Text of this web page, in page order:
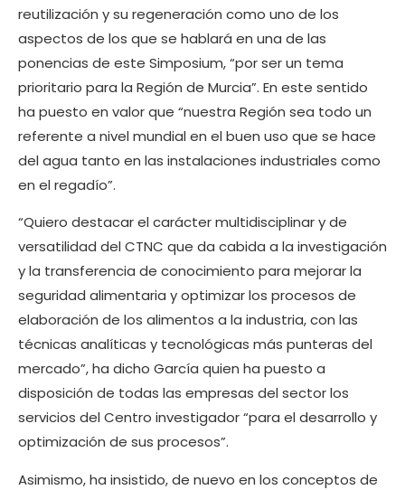
reutilización y su regeneración como uno de los
aspectos de los que se hablará en una de las
ponencias de este Simposium, “por ser un tema
prioritario para la Región de Murcia”. En este sentido
ha puesto en valor que “nuestra Región sea todo un
referente a nivel mundial en el buen uso que se hace
del agua tanto en las instalaciones industriales como
en el regadío”.
“Quiero destacar el carácter multidisciplinar y de
versatilidad del CTNC que da cabida a la investigación
y la transferencia de conocimiento para mejorar la
seguridad alimentaria y optimizar los procesos de
elaboración de los alimentos a la industria, con las
técnicas analíticas y tecnológicas más punteras del
mercado”, ha dicho García quien ha puesto a
disposición de todas las empresas del sector los
servicios del Centro investigador “para el desarrollo y
optimización de sus procesos”.
Asimismo, ha insistido, de nuevo en los conceptos de